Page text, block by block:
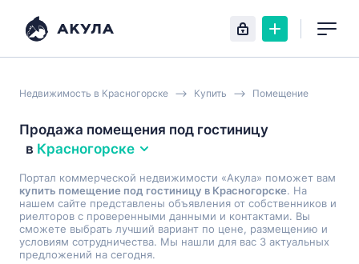
Недвижимость в Красногорске Купить Помещение
Продажа помещения под гостиницу
в Красногорске
Портал коммерческой недвижимости «Акула» поможет вам
купить помещение под гостиницу в Красногорске. На
нашем сайте представлены объявления от собственников и
риелторов с проверенными данными и контактами. Вы
сможете выбрать лучший вариант по цене, размещению и
условиям сотрудничества. Мы нашли для вас 3 актуальных
предложений на сегодня.